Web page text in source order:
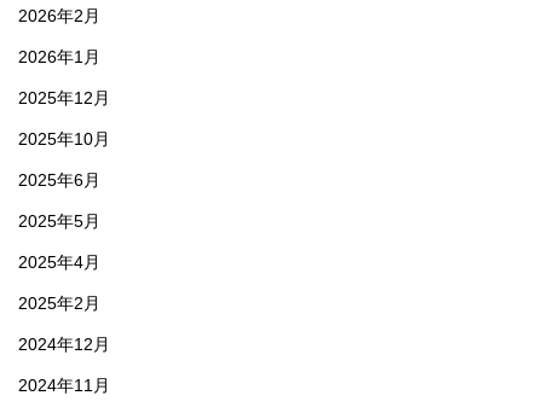
2026年2月
2026年1月
2025年12月
2025年10月
2025年6月
2025年5月
2025年4月
2025年2月
2024年12月
2024年11月